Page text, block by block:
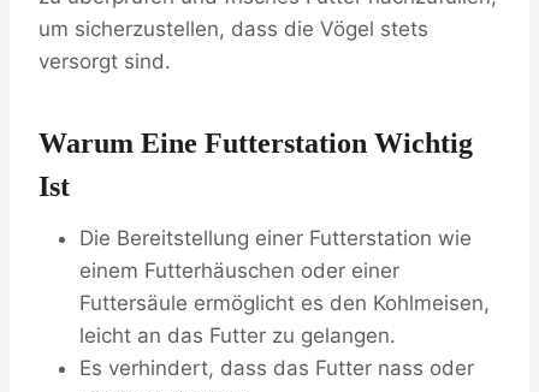
um sicherzustellen, dass die Vögel stets
versorgt sind.
Warum Eine Futterstation Wichtig
Ist
Die Bereitstellung einer Futterstation wie
einem Futterhäuschen oder einer
Futtersäule ermöglicht es den Kohlmeisen,
leicht an das Futter zu gelangen.
Es verhindert, dass das Futter nass oder